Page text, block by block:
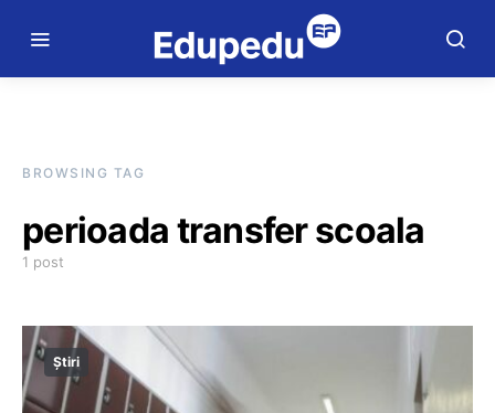
BROWSING TAG
perioada transfer scoala
1 post
Știri